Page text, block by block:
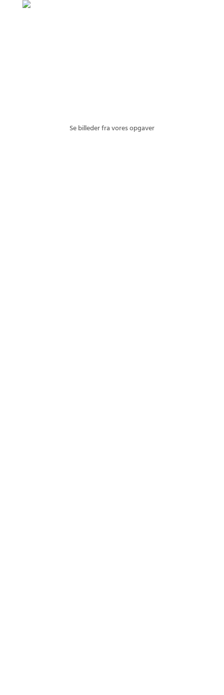
Se billeder fra vores opgaver